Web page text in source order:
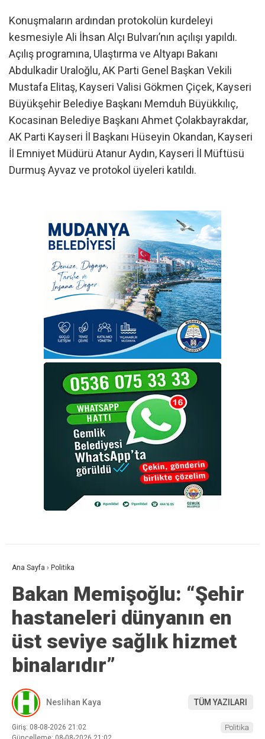
Konuşmaların ardından protokolün kurdeleyi
kesmesiyle Ali İhsan Alçı Bulvarı’nın açılışı yapıldı.
Açılış programına, Ulaştırma ve Altyapı Bakanı
Abdulkadir Uraloğlu, AK Parti Genel Başkan Vekili
Mustafa Elitaş, Kayseri Valisi Gökmen Çiçek, Kayseri
Büyükşehir Belediye Başkanı Memduh Büyükkılıç,
Kocasinan Belediye Başkanı Ahmet Çolakbayrakdar,
AK Parti Kayseri İl Başkanı Hüseyin Okandan, Kayseri
İl Emniyet Müdürü Atanur Aydın, Kayseri İl Müftüsü
Durmuş Ayvaz ve protokol üyeleri katıldı.
Ana Sayfa › Politika
Bakan Memişoğlu: “Şehir
hastaneleri dünyanın en
üst seviye sağlık hizmet
binalarıdır”
Neslihan Kaya TÜM YAZILARI
Giriş: 08-08-2026 21:02
Politika